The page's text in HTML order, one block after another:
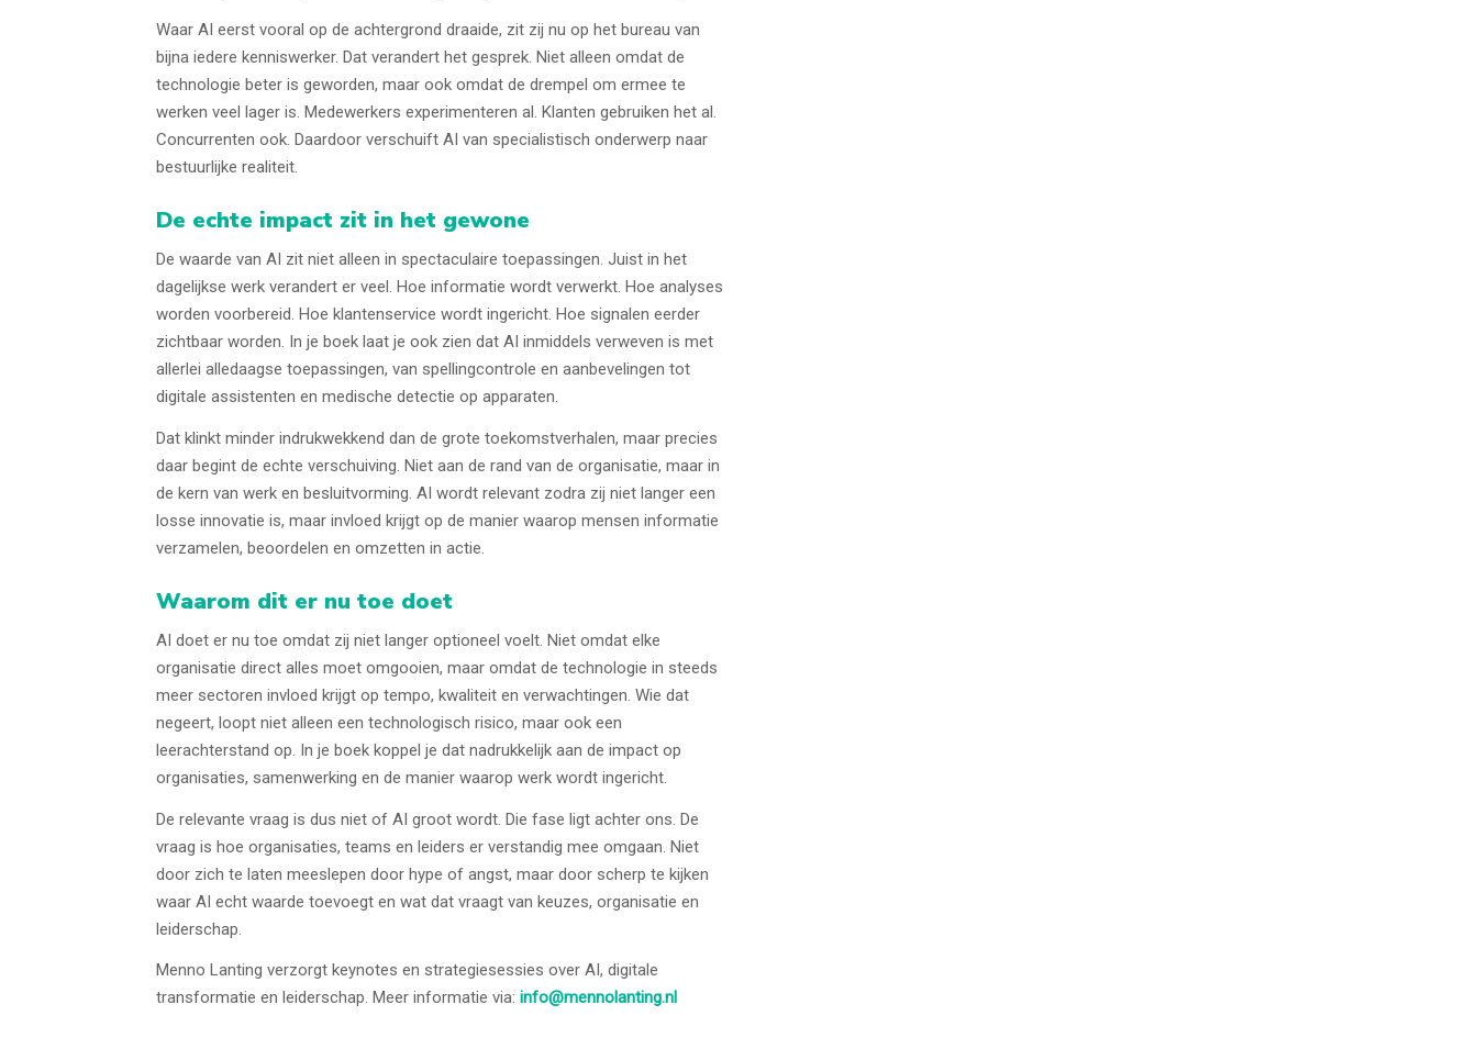
Waar AI eerst vooral op de achtergrond draaide, zit zij nu op het bureau van
bijna iedere kenniswerker. Dat verandert het gesprek. Niet alleen omdat de
technologie beter is geworden, maar ook omdat de drempel om ermee te
werken veel lager is. Medewerkers experimenteren al. Klanten gebruiken het al.
Concurrenten ook. Daardoor verschuift AI van specialistisch onderwerp naar
bestuurlijke realiteit.
De echte impact zit in het gewone
De waarde van AI zit niet alleen in spectaculaire toepassingen. Juist in het
dagelijkse werk verandert er veel. Hoe informatie wordt verwerkt. Hoe analyses
worden voorbereid. Hoe klantenservice wordt ingericht. Hoe signalen eerder
zichtbaar worden. In je boek laat je ook zien dat AI inmiddels verweven is met
allerlei alledaagse toepassingen, van spellingcontrole en aanbevelingen tot
digitale assistenten en medische detectie op apparaten.
Dat klinkt minder indrukwekkend dan de grote toekomstverhalen, maar precies
daar begint de echte verschuiving. Niet aan de rand van de organisatie, maar in
de kern van werk en besluitvorming. AI wordt relevant zodra zij niet langer een
losse innovatie is, maar invloed krijgt op de manier waarop mensen informatie
verzamelen, beoordelen en omzetten in actie.
Waarom dit er nu toe doet
AI doet er nu toe omdat zij niet langer optioneel voelt. Niet omdat elke
organisatie direct alles moet omgooien, maar omdat de technologie in steeds
meer sectoren invloed krijgt op tempo, kwaliteit en verwachtingen. Wie dat
negeert, loopt niet alleen een technologisch risico, maar ook een
leerachterstand op. In je boek koppel je dat nadrukkelijk aan de impact op
organisaties, samenwerking en de manier waarop werk wordt ingericht.
De relevante vraag is dus niet of AI groot wordt. Die fase ligt achter ons. De
vraag is hoe organisaties, teams en leiders er verstandig mee omgaan. Niet
door zich te laten meeslepen door hype of angst, maar door scherp te kijken
waar AI echt waarde toevoegt en wat dat vraagt van keuzes, organisatie en
leiderschap.
Menno Lanting verzorgt keynotes en strategiesessies over AI, digitale
transformatie en leiderschap. Meer informatie via: info@mennolanting.nl